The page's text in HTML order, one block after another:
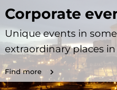
Corporate
Unique events in
extraordinary places
Find more